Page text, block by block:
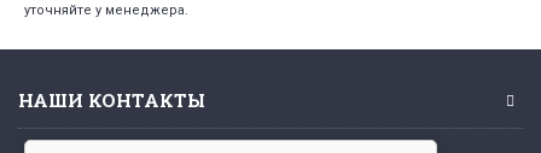
уточняйте у менеджера.
НАШИ КОНТАКТЫ